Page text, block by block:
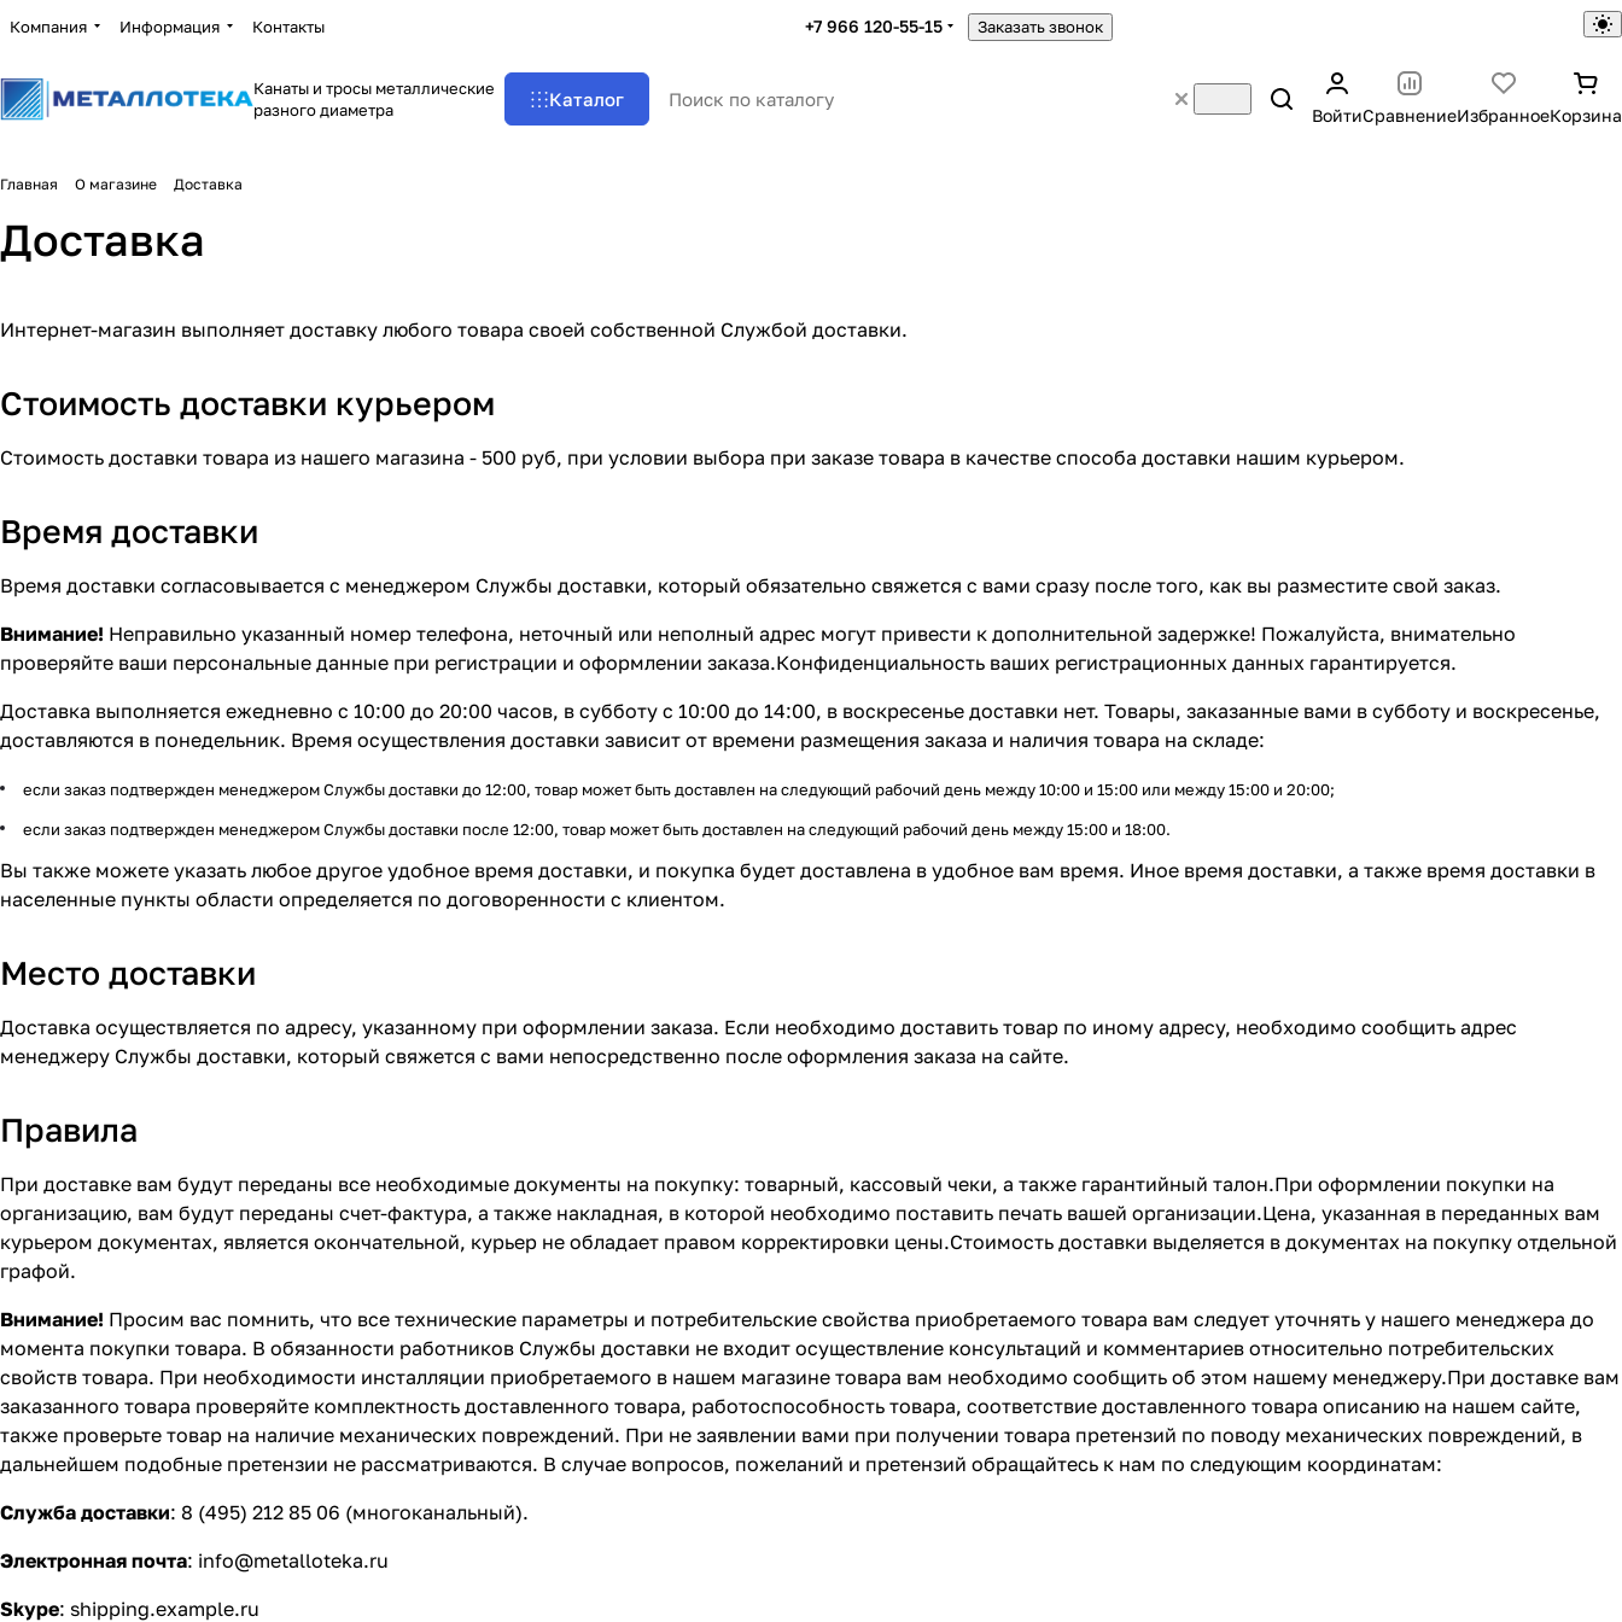
Компания Информация Контакты +7 966 120-55-15 Заказать звонок
Канаты и тросы металлические
разного диаметра
Каталог
ВойтиСравнениеИзбранноеКорзина
Главная О магазине Доставка
Доставка
Интернет-магазин выполняет доставку любого товара своей собственной Службой доставки.
Стоимость доставки курьером
Стоимость доставки товара из нашего магазина - 500 руб, при условии выбора при заказе товара в качестве способа доставки нашим курьером.
Время доставки
Время доставки согласовывается с менеджером Службы доставки, который обязательно свяжется с вами сразу после того, как вы разместите свой заказ.
Внимание! Неправильно указанный номер телефона, неточный или неполный адрес могут привести к дополнительной задержке! Пожалуйста, внимательно
проверяйте ваши персональные данные при регистрации и оформлении заказа.Конфиденциальность ваших регистрационных данных гарантируется.
Доставка выполняется ежедневно с 10:00 до 20:00 часов, в субботу с 10:00 до 14:00, в воскресенье доставки нет. Товары, заказанные вами в субботу и воскресенье,
доставляются в понедельник. Время осуществления доставки зависит от времени размещения заказа и наличия товара на складе:
если заказ подтвержден менеджером Службы доставки до 12:00, товар может быть доставлен на следующий рабочий день между 10:00 и 15:00 или между 15:00 и 20:00;
если заказ подтвержден менеджером Службы доставки после 12:00, товар может быть доставлен на следующий рабочий день между 15:00 и 18:00.
Вы также можете указать любое другое удобное время доставки, и покупка будет доставлена в удобное вам время. Иное время доставки, а также время доставки в
населенные пункты области определяется по договоренности с клиентом.
Место доставки
Доставка осуществляется по адресу, указанному при оформлении заказа. Если необходимо доставить товар по иному адресу, необходимо сообщить адрес
менеджеру Службы доставки, который свяжется с вами непосредственно после оформления заказа на сайте.
Правила
При доставке вам будут переданы все необходимые документы на покупку: товарный, кассовый чеки, а также гарантийный талон.При оформлении покупки на
организацию, вам будут переданы счет-фактура, а также накладная, в которой необходимо поставить печать вашей организации.Цена, указанная в переданных вам
курьером документах, является окончательной, курьер не обладает правом корректировки цены.Стоимость доставки выделяется в документах на покупку отдельной
графой.
Внимание! Просим вас помнить, что все технические параметры и потребительские свойства приобретаемого товара вам следует уточнять у нашего менеджера до
момента покупки товара. В обязанности работников Службы доставки не входит осуществление консультаций и комментариев относительно потребительских
свойств товара. При необходимости инсталляции приобретаемого в нашем магазине товара вам необходимо сообщить об этом нашему менеджеру.При доставке вам
заказанного товара проверяйте комплектность доставленного товара, работоспособность товара, соответствие доставленного товара описанию на нашем сайте,
также проверьте товар на наличие механических повреждений. При не заявлении вами при получении товара претензий по поводу механических повреждений, в
дальнейшем подобные претензии не рассматриваются. В случае вопросов, пожеланий и претензий обращайтесь к нам по следующим координатам:
Служба доставки: 8 (495) 212 85 06 (многоканальный).
Электронная почта: info@metalloteka.ru
Skype: shipping.example.ru